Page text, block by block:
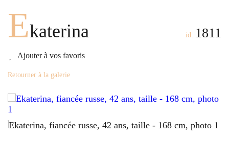
Ekaterina
Ajouter à vos favoris
id: 1811
Retourner à la galerie